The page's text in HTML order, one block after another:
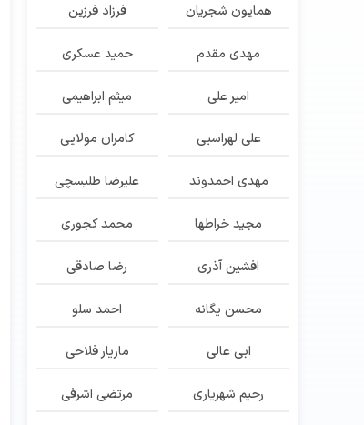
همایون شجریان فرزاد فرزین
مهدی مقدم حمید عسکری
امیر علی میثم ابراهیمی
علی لهراسبی کامران مولایی
مهدی احمدوند علیرضا طلیسچی
مجید خراطها محمد کجوری
افشین آذری رضا صادقی
محسن یگانه احمد سلو
ابی عالی مازیار فلاحی
رحیم شهریاری مرتضی اشرفی